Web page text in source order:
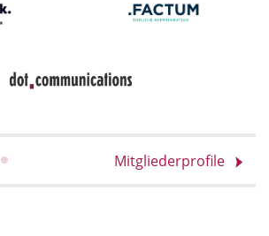
Mitgliederprofile